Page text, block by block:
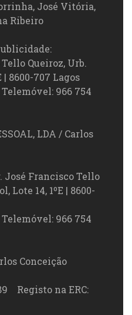
José Vitória,
Ribeiro
Queiroz, Urb.
| 8600-707 Lagos
966 754
LDA / Carlos
José Francisco Tello
Lote 14, 1ºE | 8600-
966 754
Conceição
Registo na ERC: